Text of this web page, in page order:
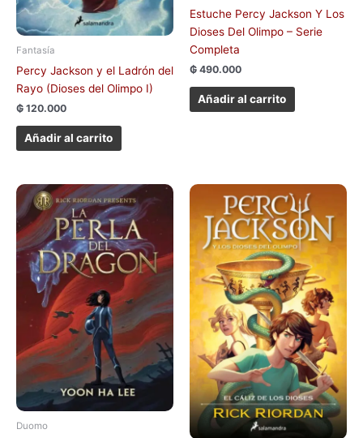
Fantasía
Percy Jackson y el Ladrón del
Rayo (Dioses del Olimpo I)
₲ 120.000
Añadir al carrito
Estuche Percy Jackson Y Los
Dioses Del Olimpo – Serie
Completa
₲ 490.000
Añadir al carrito
Duomo